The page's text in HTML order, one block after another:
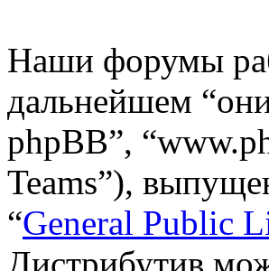
Наши форумы
дальнейшем
phpBB”,
Teams”),
“General Public